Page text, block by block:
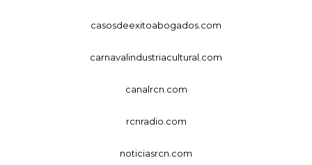
casosdeexitoabogados.com
carnavalindustriacultural.com
canalrcn.com
rcnradio.com
noticiasrcn.com